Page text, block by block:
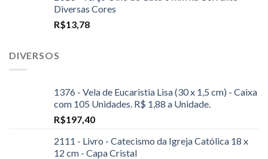
Diversas Cores
R$13,78
DIVERSOS
1376 - Vela de Eucaristia Lisa (30 x 1,5 cm) - Caixa
com 105 Unidades. R$ 1,88 a Unidade.
R$197,40
2111 - Livro - Catecismo da Igreja Católica 18 x
12 cm - Capa Cristal